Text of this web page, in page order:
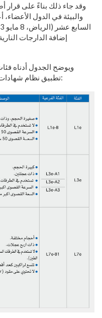
وقد جاء ذلك بناءً على قرار
والبيئة في الدول
السابع عشر (الرياض، 8 مايو
إضافة الدارجات
ويوضح الجدول أدناه
تطبيق نظام شهادات المطابقة الخليجية عليها وهي كالتالي: